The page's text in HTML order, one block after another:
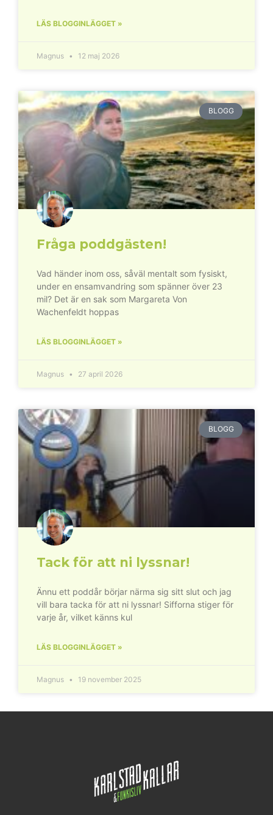
LÄS BLOGGINLÄGGET »
Magnus 12 maj 2026
BLOGG
Fråga poddgästen!
Vad händer inom oss, såväl mentalt som fysiskt,
under en ensamvandring som spänner över 23
mil? Det är en sak som Margareta Von
Wachenfeldt hoppas
LÄS BLOGGINLÄGGET »
Magnus 27 april 2026
BLOGG
Tack för att ni lyssnar!
Ännu ett poddår börjar närma sig sitt slut och jag
vill bara tacka för att ni lyssnar! Sifforna stiger för
varje år, vilket känns kul
LÄS BLOGGINLÄGGET »
Magnus 19 november 2025